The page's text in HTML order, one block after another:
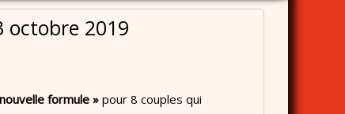
octobre 2019
formule » pour 8 couples qui